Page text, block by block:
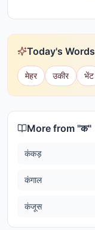
Today's Words
मेहर उकीर भेंट
More from "क"
कंकड़
कंगाल
कंजूस